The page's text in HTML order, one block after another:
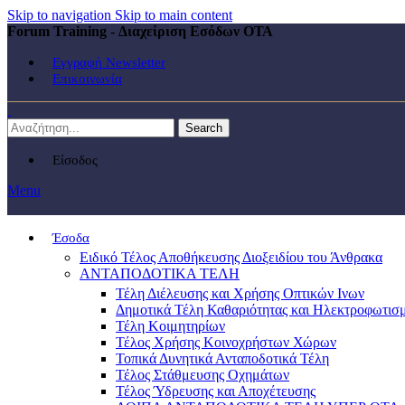
Skip to navigation Skip to main content
Forum Training - Διαχείριση Εσόδων ΟΤΑ
Εγγραφή Newsletter
Επικοινωνία
Search
Είσοδος
Menu
Έσοδα
Ειδικό Τέλος Αποθήκευσης Διοξειδίου του Άνθρακα
ΑΝΤΑΠΟΔΟΤΙΚΑ ΤΕΛΗ
Τέλη Διέλευσης και Χρήσης Οπτικών Ινων
Δημοτικά Τέλη Καθαριότητας και
Τέλη Κοιμητηρίων
Τέλος Χρήσης Κοινοχρήστων Χώρων
Τοπικά Δυνητικά Ανταποδοτικά Τέλη
Τέλος Στάθμευσης Οχημάτων
Τέλος Ύδρευσης και Αποχέτευσης